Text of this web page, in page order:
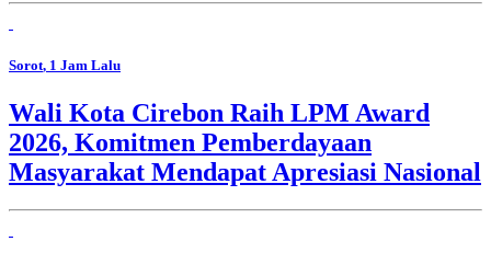
Sorot, 1 Jam Lalu
Wali Kota Cirebon Raih LPM Award
2026, Komitmen Pemberdayaan
Masyarakat Mendapat Apresiasi Nasional